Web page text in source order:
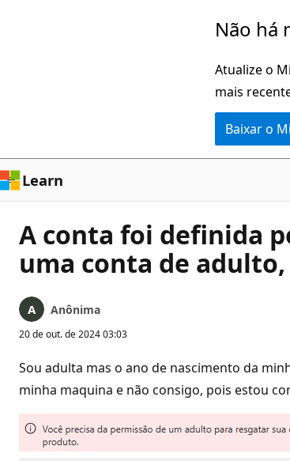
Não há
Atualize o
mais
Baixar o
Learn
A conta foi definida
uma conta de adulto,
Anônima
20 de out. de 2024 03:03
Sou adulta mas o ano de nascimento da
minha maquina e não consigo, pois estou